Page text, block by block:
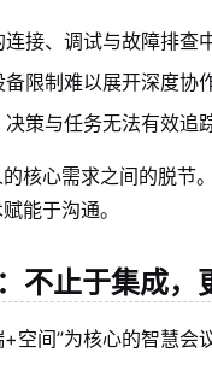
接、调试与故障排查中
限制难以展开深度协作
策与任务无法有效追踪
核心需求之间的脱节
能于沟通。
不止于集成，
空间”为核心的智慧